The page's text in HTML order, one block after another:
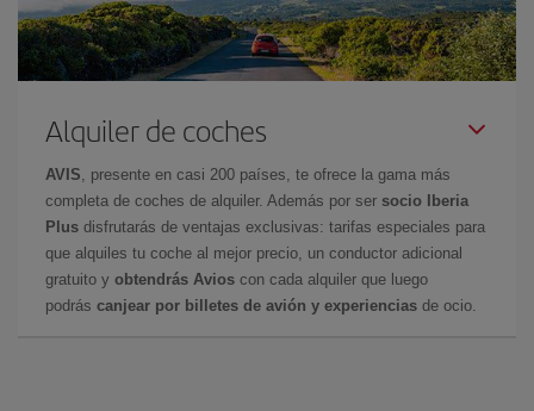
Alquiler de coches
AVIS , presente en casi 200 países, te ofrece la gama más
completa de coches de alquiler. Además por ser socio Iberia
Plus disfrutarás de ventajas exclusivas: tarifas especiales para
que alquiles tu coche al mejor precio, un conductor adicional
gratuito y obtendrás Avios con cada alquiler que luego
podrás canjear por billetes de avión y experiencias de ocio.